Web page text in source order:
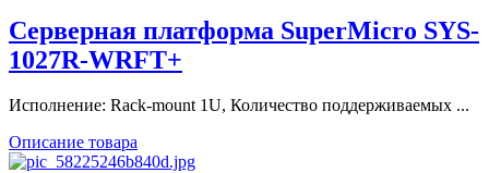
Серверная платформа SuperMicro SYS-
1027R-WRFT+
Исполнение: Rack-mount 1U, Количество поддерживаемых ...
Описание товара